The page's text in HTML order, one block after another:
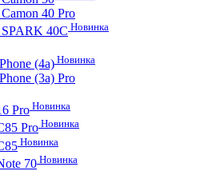
40 Pro
40C Новинка
(4a)Новинка
(3a) Pro
Pro Новинка
Pro Новинка
Новинка
70Новинка